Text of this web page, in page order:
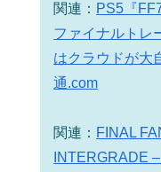
関連： PS5『
ファイナルトレ
はクラウドが大
通.com
関連： FINAL
INTERGRADE